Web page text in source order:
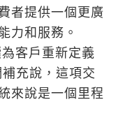
者提供一個更廣
力和服務。
客戶重新定義
充說，這項交
來說是一個里程